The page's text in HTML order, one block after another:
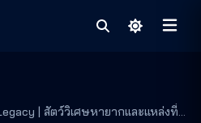
| สัตว์วิเศษหายากและแหล่งที่